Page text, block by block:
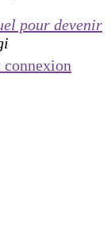
pour devenir